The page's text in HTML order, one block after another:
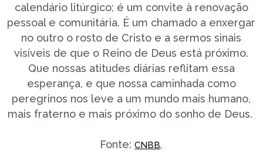
calendário litúrgico; é um convite à renovação
pessoal e comunitária. É um chamado a enxergar
no outro o rosto de Cristo e a sermos sinais
visíveis de que o Reino de Deus está próximo.
Que nossas atitudes diárias reflitam essa
esperança, e que nossa caminhada como
peregrinos nos leve a um mundo mais humano,
mais fraterno e mais próximo do sonho de Deus.
Fonte:CNBB.